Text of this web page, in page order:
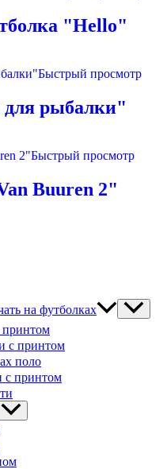
"Hello"
Быстрый просмотр
рыбалки"
Быстрый просмотр
Buuren 2"
на футболках
с принтом
поло
с принтом